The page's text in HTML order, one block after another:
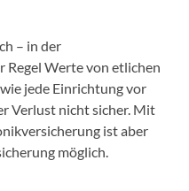
– in der
Regel Werte von etlichen
jede Einrichtung vor
Verlust nicht sicher. Mit
ist aber
möglich.